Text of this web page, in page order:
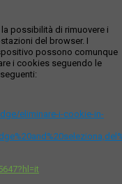
possibilità di rimuovere i
del browser. I
possono comunque
i cookies seguendo le
eliminare-i-cookie-in-